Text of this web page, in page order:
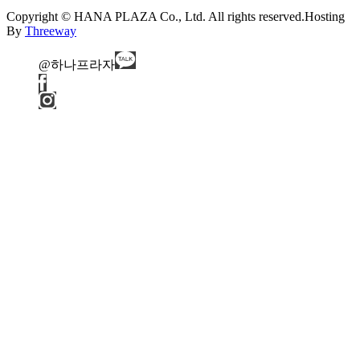
Copyright © HANA PLAZA Co., Ltd. All rights reserved.Hosting
By Threeway
@하나프라자